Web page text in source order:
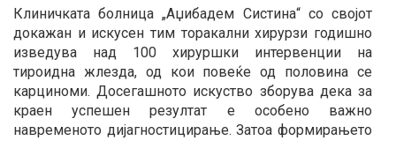
Клиничката болница „Аџибадем Систина“ со својот
докажан и искусен тим торакални хирурзи годишно
изведува над 100 хируршки интервенции на
тироидна жлезда, од кои повеќе од половина се
карциноми. Досегашното искуство зборува дека за
краен успешен резултат е особено важно
навременото дијагностицирање. Затоа формирањето